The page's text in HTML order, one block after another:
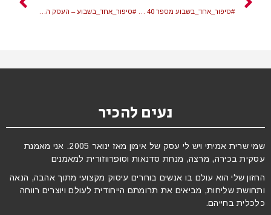
#סיפור_אחד_בשבוע מספר 40 – איך מקבלים החלטות משמעותיות כשאתם אמביוולנטיים? #סיפור_אחד_בשבוע – העסק הוא רק התירוץ להפוך להיות האנשים שאנחנו חולמים להיות – 12/11/21
נעים להכיר
שמי שרית אמיתי ויש לי עסק של אימון מאז ינואר 2005. אני מאמנת
עסקית בכירה, מרצה, מנחת סדנאות וסופרווזורית למאמנים
החזון שלי הוא עולם בו אנשים בוחרים עיסוק מקצועי מתוך אהבה, הנאה
ותחושת שליחות, מביאים את תרומתם הייחודית לעולם ויוצרים רווחה
כלכלית בחייהם.